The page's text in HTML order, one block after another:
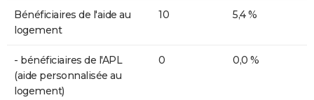
Bénéficiaires de l'aide au
logement
10 5,4 %
- bénéficiaires de l'APL
(aide personnalisée au
logement)
0 0,0 %